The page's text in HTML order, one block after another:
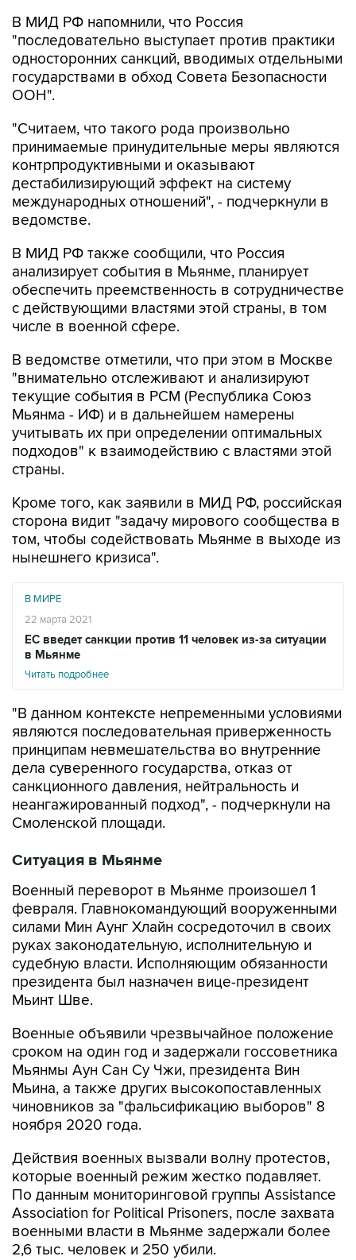
В МИД РФ напомнили, что Россия
"последовательно выступает против практики
односторонних санкций, вводимых отдельными
государствами в обход Совета Безопасности
ООН".
"Считаем, что такого рода произвольно
принимаемые принудительные меры являются
контрпродуктивными и оказывают
дестабилизирующий эффект на систему
международных отношений", - подчеркнули в
ведомстве.
В МИД РФ также сообщили, что Россия
анализирует события в Мьянме, планирует
обеспечить преемственность в сотрудничестве
с действующими властями этой страны, в том
числе в военной сфере.
В ведомстве отметили, что при этом в Москве
"внимательно отслеживают и анализируют
текущие события в РСМ (Республика Союз
Мьянма - ИФ) и в дальнейшем намерены
учитывать их при определении оптимальных
подходов" к взаимодействию с властями этой
страны.
Кроме того, как заявили в МИД РФ, российская
сторона видит "задачу мирового сообщества в
том, чтобы содействовать Мьянме в выходе из
нынешнего кризиса".
В МИРЕ
22 марта 2021
ЕС введет санкции против 11 человек из-за ситуации
в Мьянме
Читать подробнее
"В данном контексте непременными условиями
являются последовательная приверженность
принципам невмешательства во внутренние
дела суверенного государства, отказ от
санкционного давления, нейтральность и
неангажированный подход", - подчеркнули на
Смоленской площади.
Ситуация в Мьянме
Военный переворот в Мьянме произошел 1
февраля. Главнокомандующий вооруженными
силами Мин Аунг Хлайн сосредоточил в своих
руках законодательную, исполнительную и
судебную власти. Исполняющим обязанности
президента был назначен вице-президент
Мьинт Шве.
Военные объявили чрезвычайное положение
сроком на один год и задержали госсоветника
Мьянмы Аун Сан Су Чжи, президента Вин
Мьина, а также других высокопоставленных
чиновников за "фальсификацию выборов" 8
ноября 2020 года.
Действия военных вызвали волну протестов,
которые военный режим жестко подавляет.
По данным мониторинговой группы Assistance
Association for Political Prisoners, после захвата
военными власти в Мьянме задержали более
2,6 тыс. человек и 250 убили.